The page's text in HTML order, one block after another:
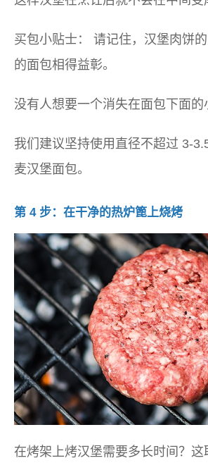
买包小贴士：
请记住，汉堡肉饼
的面包相得益彰。
没有人想要一个消失在面包下面的
我们建议坚持使用直径不超过 3-
麦汉堡面包。
第 4 步：在干净的热炉篦上烧烤
在烤架上烤汉堡需要多长时间？